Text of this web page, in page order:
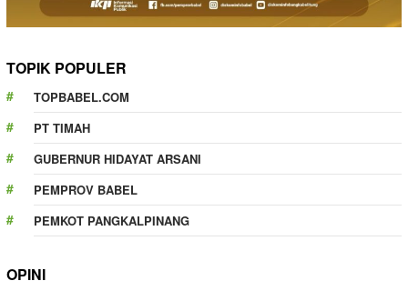
TOPIK POPULER
TOPBABEL.COM
PT TIMAH
GUBERNUR HIDAYAT ARSANI
PEMPROV BABEL
PEMKOT PANGKALPINANG
OPINI